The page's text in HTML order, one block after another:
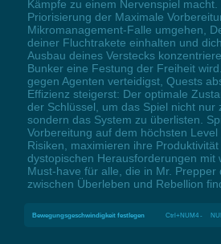
Kämpfe zu einem Nervenspiel
Priorisierung der Maximale
Mikromanagement-Falle umgehen,
deiner Fluchtrakete einhalten und
Ausbau deines Verstecks
Bunker eine Festung der Freiheit
gegen Agenten verteidigst, Quests
Effizienz steigerst: Der optimale
der Schlüssel, um das Spiel nicht nur
sondern das System zu überlisten.
Vorbereitung auf dem höchsten
Risiken, maximieren ihre
dystopischen Herausforderungen mit
Must-have für alle, die in Mr. Prepper
zwischen Überleben und Rebellion
Bewegungsgeschwindigkeit festlegen Ctrl+NUM4 -